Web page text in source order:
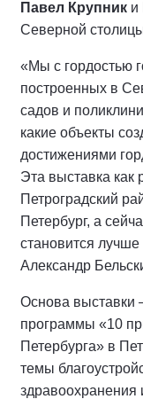
Павел Крупник и
Северной
«Мы с гордостью
построенных в
садов и
какие объекты
достижениями
Эта выставка как
Петроградский
Петербург, а
становится
Александр
Основа выставки
программы «10
Петербурга» в
темы
здравоохранения